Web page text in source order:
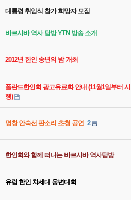
대통령 취임식 참가 희망자 모집
바르샤바 역사 탐방 YTN 방송 소개
2012년 한인 송년의 밤 개최
폴란드한인회 광고유료화 안내 (11월1일부터 시
행)
명창 안숙선 판소리 초청 공연 2
한인회와 함께 떠나는 바르샤바 역사탐방
유럽 한인 차세대 웅변대회